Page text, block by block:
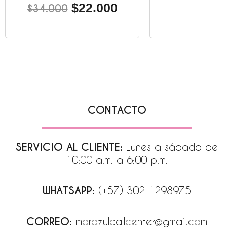
$34.000 $22.000
CONTACTO
SERVICIO AL CLIENTE: Lunes a sábado de
10:00 a.m. a 6:00 p.m.
WHATSAPP: (+57) 302 1298975
CORREO: marazulcallcenter@gmail.com